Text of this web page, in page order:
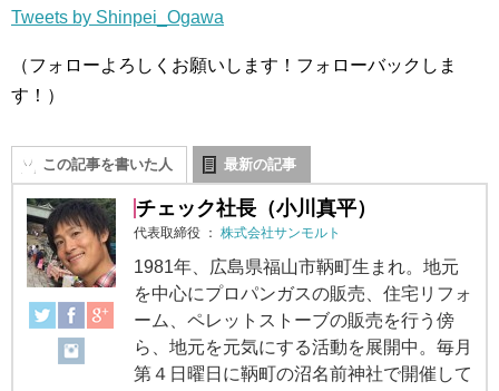
Tweets by Shinpei_Ogawa
（フォローよろしくお願いします！フォローバックしま
す！）
この記事を書いた人 最新の記事
チェック社長（小川真平）
代表取締役 ： 株式会社サンモルト
1981年、広島県福山市鞆町生まれ。地元
を中心にプロパンガスの販売、住宅リフォ
ーム、ペレットストーブの販売を行う傍
ら、地元を元気にする活動を展開中。毎月
第４日曜日に鞆町の沼名前神社で開催して